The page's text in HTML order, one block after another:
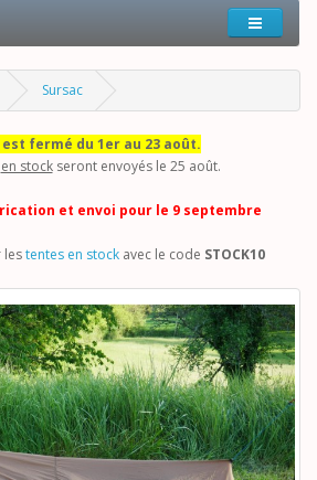
Sursac
est fermé du 1er au 23 août.
en stockseront envoyés le 25 août.
et envoi pour le 9 septembre
lestentes en stockavec le code STOCK10